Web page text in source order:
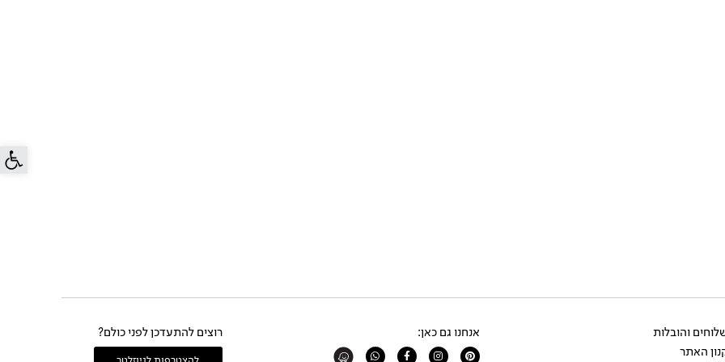
פתח
והובלות
האתר
אנחנו גם כאן:
Pinterest
Instagram
Facebook-
Whatsapp
רוצים להתעדכן לפני כולם?